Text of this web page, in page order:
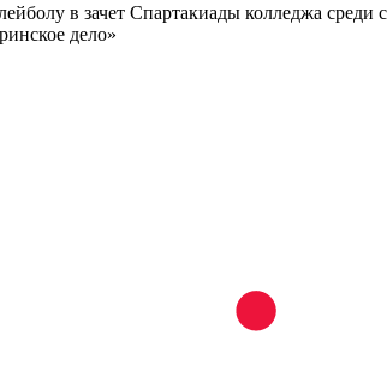
в зачет Спартакиады колледжа среди
дело»